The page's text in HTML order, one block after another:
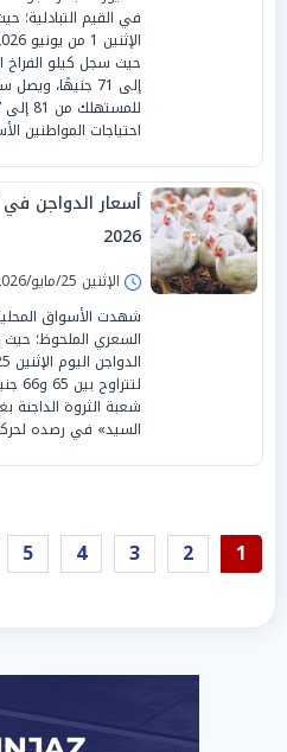
في القيم التبادلية؛
إلى 71 جنيهًا،
احتياجات المواطنين
2026
الإثنين 25/مايو/2026 - 09:30 ص
شهدت الأسواق
السعري الملحوظ؛
شعبة الثروة الداجنة
السيد» في رصده
1
2
3
4
5